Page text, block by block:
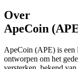
Over
ApeCoin
ApeCoin (APE) is een
ontworpen om het